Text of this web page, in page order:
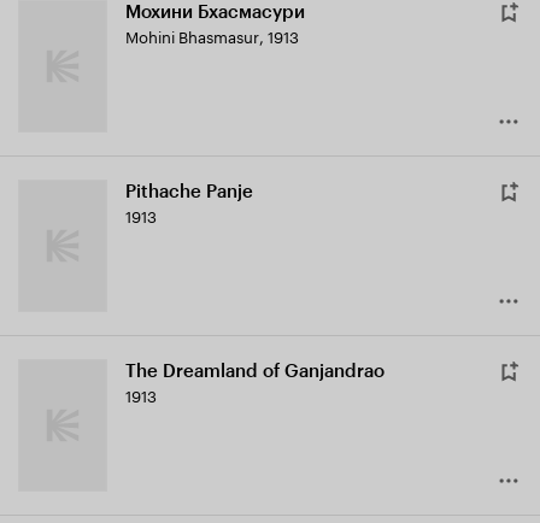
Мохини Бхасмасури
Mohini Bhasmasur, 1913
Pithache Panje
1913
The Dreamland of Ganjandrao
1913